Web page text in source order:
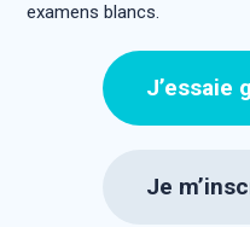
examens blancs.
J’essaie
Je